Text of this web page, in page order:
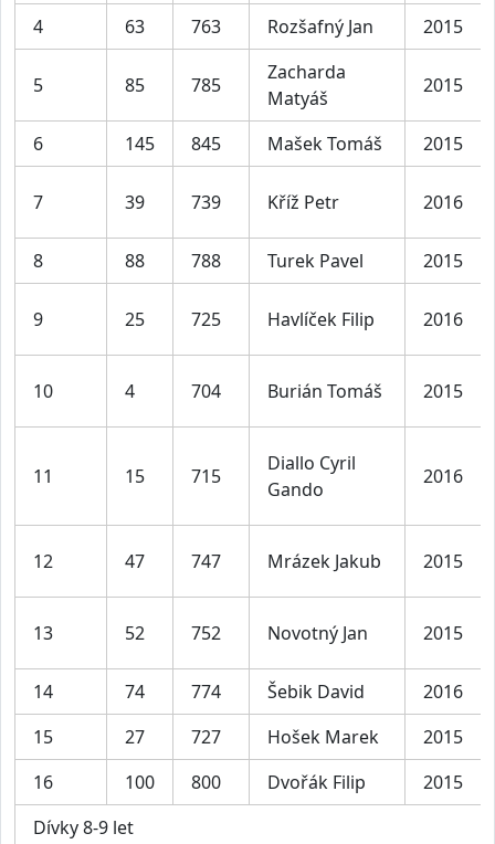
4 63 763 Rozšafný Jan 2015
5 85 785
Zacharda
Matyáš
2015
6 145 845 Mašek Tomáš 2015
7 39 739 Kříž Petr 2016
8 88 788 Turek Pavel 2015
9 25 725 Havlíček Filip 2016
10 4 704 Burián Tomáš 2015
11 15 715
Diallo Cyril
Gando
2016
12 47 747 Mrázek Jakub 2015
13 52 752 Novotný Jan 2015
14 74 774 Šebik David
2016
15
27 727 Hošek Marek
2015
16
100 800 Dvořák Filip
2015
Dívky 8-9 let